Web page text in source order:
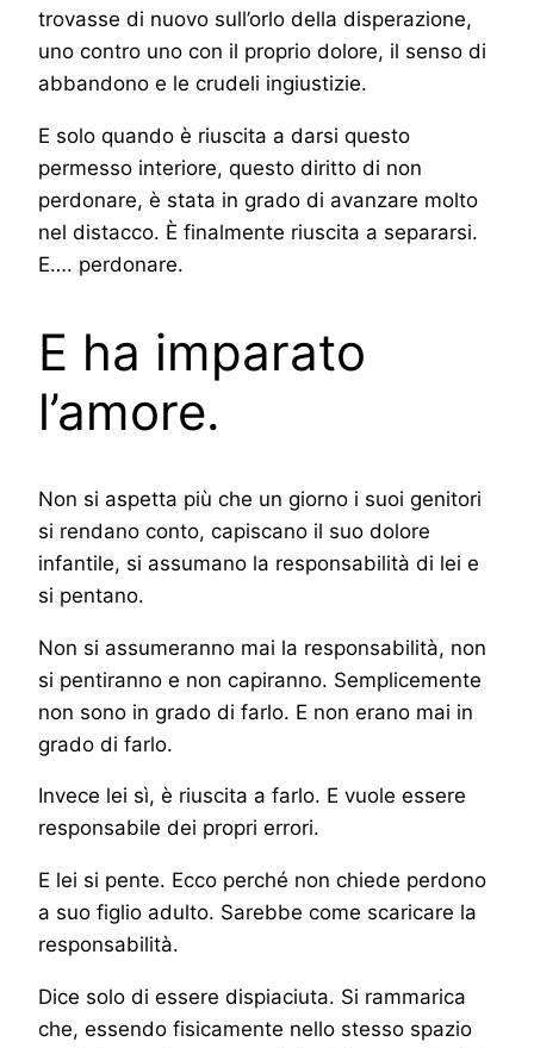
trovasse di nuovo sull’orlo della disperazione,
uno contro uno con il proprio dolore, il senso di
abbandono e le crudeli ingiustizie.
E solo quando è riuscita a darsi questo
permesso interiore, questo diritto di non
perdonare, è stata in grado di avanzare molto
nel distacco. È finalmente riuscita a separarsi.
E…. perdonare.
E ha imparato
l’amore.
Non si aspetta più che un giorno i suoi genitori
si rendano conto, capiscano il suo dolore
infantile, si assumano la responsabilità di lei e
si pentano.
Non si assumeranno mai la responsabilità, non
si pentiranno e non capiranno. Semplicemente
non sono in grado di farlo. E non erano mai in
grado di farlo.
Invece lei sì, è riuscita a farlo. E vuole essere
responsabile dei propri errori.
E lei si pente. Ecco perché non chiede perdono
a suo figlio adulto. Sarebbe come scaricare la
responsabilità.
Dice solo di essere dispiaciuta. Si rammarica
che, essendo fisicamente nello stesso spazio